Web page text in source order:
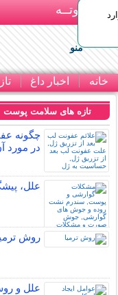
بـیتوتــه
منو
خانه اخبار داغ
تازه های سلامت پوست
چگونه
در مورد
علل،
روش
علل و